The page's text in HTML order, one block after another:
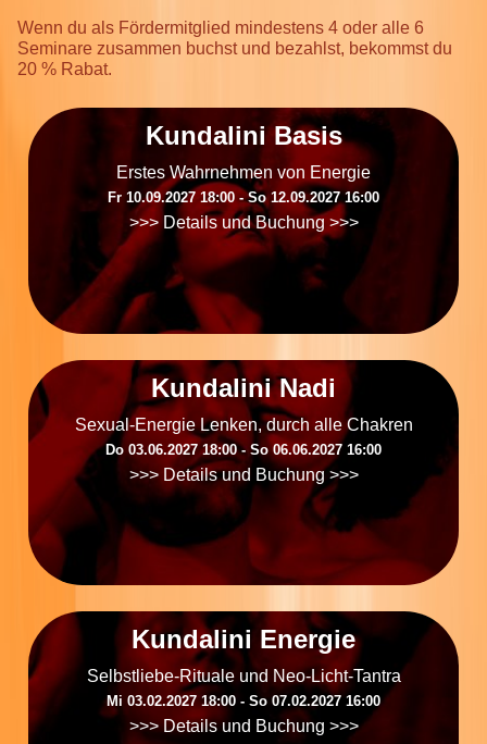
Wenn du als Fördermitglied mindestens 4 oder alle 6
Seminare zusammen buchst und bezahlst, bekommst du
20 % Rabat.
Kundalini Basis
Erstes Wahrnehmen von Energie
Fr 10.09.2027 18:00 ‐ So 12.09.2027 16:00
>>> Details und Buchung >>>
Kundalini Nadi
Sexual-Energie Lenken, durch alle Chakren
Do 03.06.2027 18:00 ‐ So 06.06.2027 16:00
>>> Details und Buchung >>>
Kundalini Energie
Selbstliebe-Rituale und Neo-Licht-Tantra
Mi 03.02.2027 18:00 ‐ So 07.02.2027 16:00
>>> Details und Buchung >>>